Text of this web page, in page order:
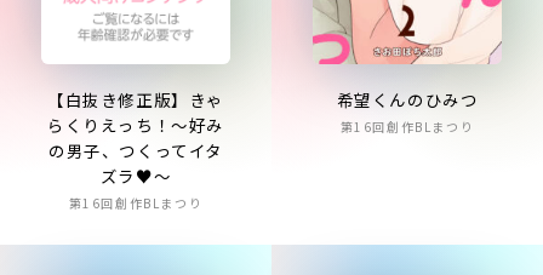
【白抜き修正版】きゃ
らくりえっち！～好み
の男子、つくってイタ
ズラ♥～
第16回創作BLまつり
希望くんのひみつ
第16回創作BLまつり